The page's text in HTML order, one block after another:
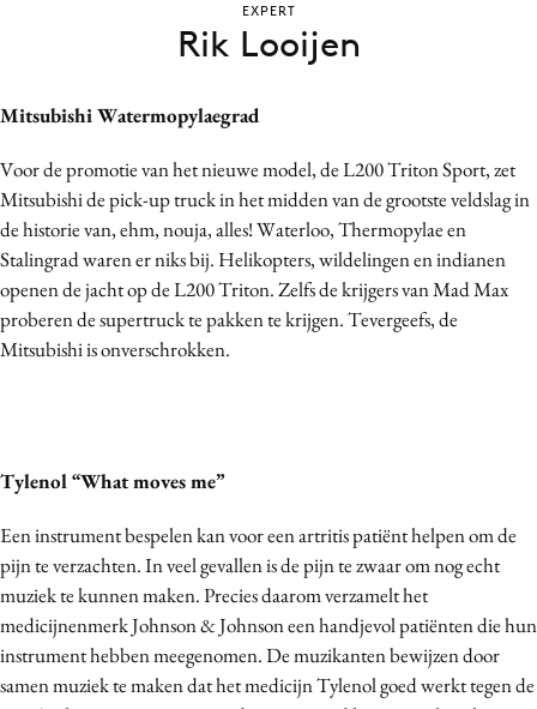
Bureaus
Carriere
Contentmarketing
Craft
Customer Experience
Data & Insights
Design
Gedragsverandering
Influencer marketing
Interne communicatie
Martech
Merkstrategie
Mitsubishi Watermopylaegrad
Voor de promotie van het nieuwe model, de L200 Triton Sport, zet
Mitsubishi de pick-up truck in het midden van de grootste veldslag in
de historie van, ehm, nouja, alles! Waterloo, Thermopylae en
Stalingrad waren er niks bij. Helikopters, wildelingen en indianen
openen de jacht op de L200 Triton. Zelfs de krijgers van Mad Max
proberen de supertruck te pakken te krijgen. Tevergeefs, de
Mitsubishi is onverschrokken.
Tylenol “What moves me”
Een instrument bespelen kan voor een artritis patiënt helpen om de
pijn te verzachten. In veel gevallen is de pijn te zwaar om nog echt
muziek te kunnen maken. Precies daarom verzamelt het
medicijnenmerk Johnson & Johnson een handjevol patiënten die hun
instrument hebben meegenomen. De muzikanten bewijzen door
samen muziek te maken dat het medicijn Tylenol goed werkt tegen de
EXPERT
Rik Looijen